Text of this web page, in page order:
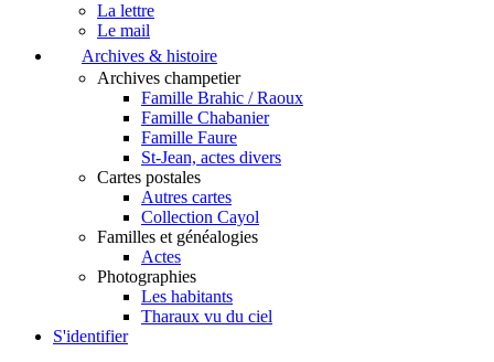
La lettre
Le mail
Archives & histoire
Archives champetier
Famille Brahic / Raoux
Famille Chabanier
Famille Faure
St-Jean, actes divers
Cartes postales
Autres cartes
Collection Cayol
Familles et généalogies
Actes
Photographies
Les habitants
Tharaux vu du ciel
S'identifier